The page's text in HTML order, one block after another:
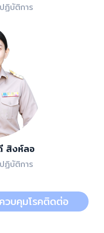
ฏิบัติการ
สิงห์ลอ
ฏิบัติการ
วบคุมโรคติดต่อ